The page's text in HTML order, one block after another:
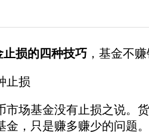
损的四种技巧 ，基金不
损
基金没有止损之说。货
金，只是赚多赚少的问题